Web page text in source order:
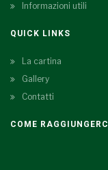
Informazioni utili
QUICK LINKS
La cartina
Gallery
Contatti
COME RAGGIUNGERCI